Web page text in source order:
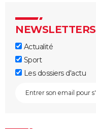
NEWSLETTERS
Actualité
Sport
Les dossiers d'actu